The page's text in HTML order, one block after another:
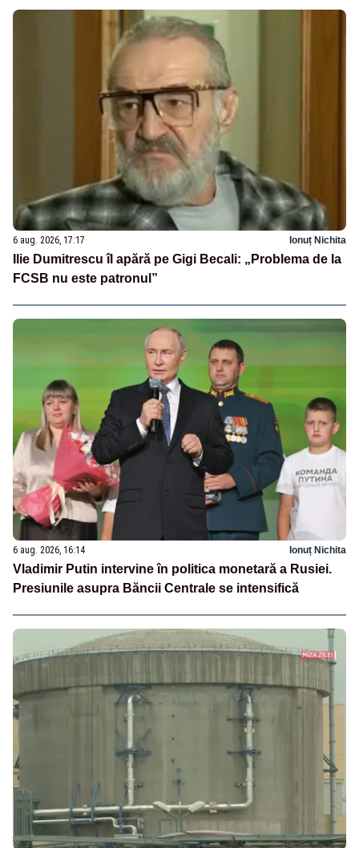
6 aug. 2026, 17:17 Ionuț Nichita
Ilie Dumitrescu îl apără pe Gigi Becali: „Problema de la
FCSB nu este patronul”
6 aug. 2026, 16:14 Ionuț Nichita
Vladimir Putin intervine în politica monetară a Rusiei.
Presiunile asupra Băncii Centrale se intensifică